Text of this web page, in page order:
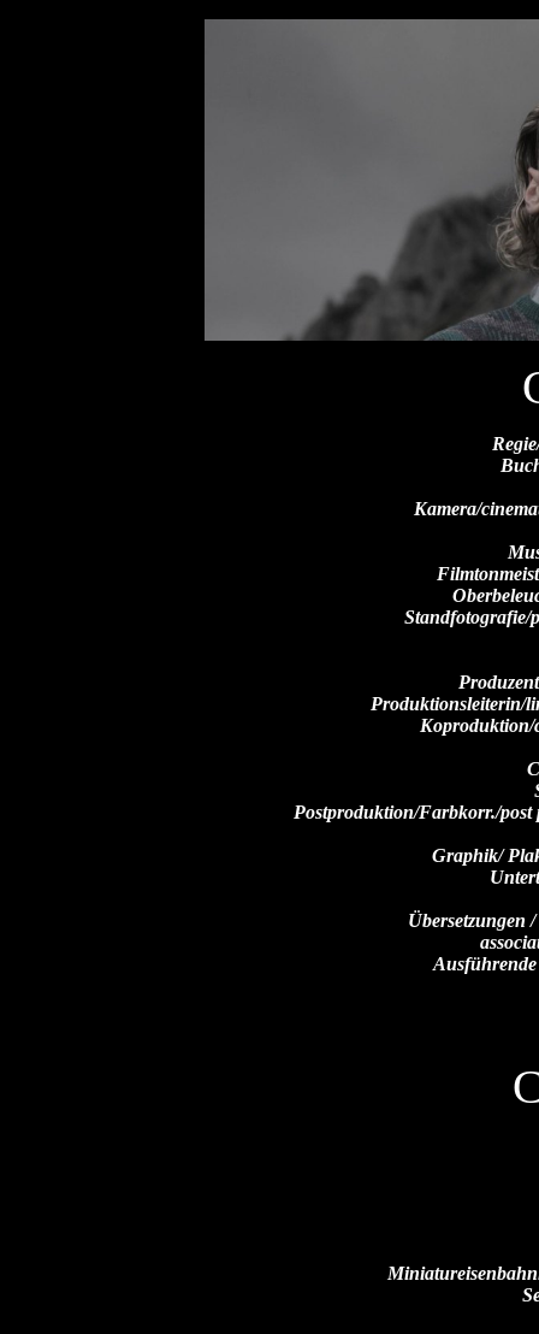
Kamera/
Standfotografie/
Produktionsleiterin/
Koproduktion/
Postproduktion/Farbkorr./post
Graphik/
Übersetzungen